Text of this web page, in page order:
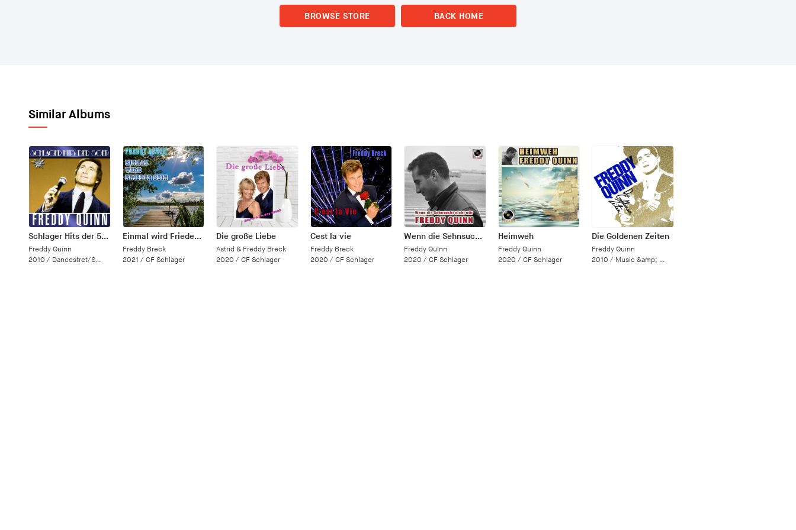
BROWSE STORE BACK HOME
Similar Albums
Schlager Hits der 50er
Freddy Quinn
2010 / Dancestret/Silverstar/Rockup
Einmal wird Frieden sein
Freddy Breck
2021 / CF Schlager
Die große Liebe
Astrid & Freddy Breck
2020 / CF Schlager
Cest la vie
Freddy Breck
2020 / CF Schlager
Wenn die Sehnsucht nicht wär
Freddy Quinn
2020 / CF Schlager
Heimweh
Freddy Quinn
2020 / CF Schlager
Die Goldenen Zeiten
Freddy Quinn
2010 / Music &amp; Melodie